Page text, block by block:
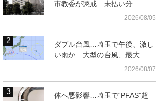
市教委が懲戒 未払い分...
2026/08/05
ダブル台風…埼玉で午後、激し
い雨か 大型の台風、最大...
2026/08/07
体へ悪影響…埼玉で“PFAS”超